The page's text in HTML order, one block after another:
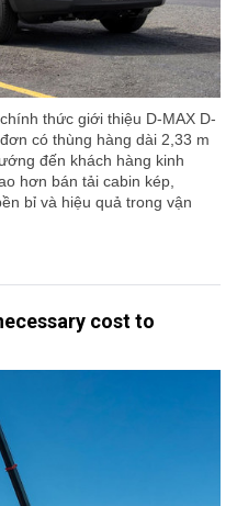
thức giới thiệu D-MAX D-
có thùng hàng dài 2,33 m
đến khách hàng kinh
hơn bán tải cabin kép,
bỉ và hiệu quả trong vận
cost to